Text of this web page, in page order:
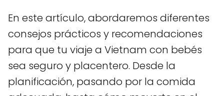
En este artículo, abordaremos diferentes
consejos prácticos y recomendaciones
para que tu viaje a Vietnam con bebés
sea seguro y placentero. Desde la
planificación, pasando por la comida